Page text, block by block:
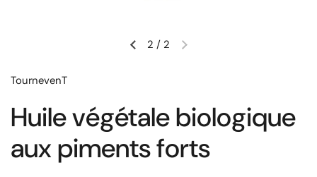
2 / 2
TournevenT
Huile végétale biologique
aux piments forts